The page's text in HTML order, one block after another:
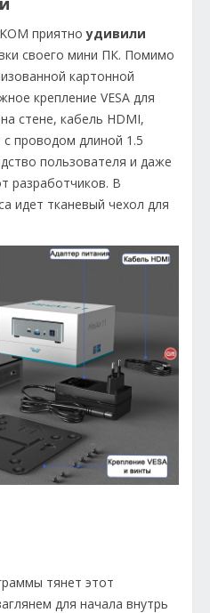
приятноудивили
своего мини ПК. Помимо
картонной
крепление VESA для
стене, кабель HDMI,
проводом длиной 1.5
пользователя и даже
разработчиков. В
идет тканевый чехол для
тянет этот
для начала внутрь